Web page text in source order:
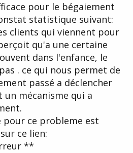
e
pour le bégaiement
statistique suivant:
clients qui viennent pour
qu'a une certaine
dans l'enfance, le
. ce qui nous permet de
passé a déclencher
un mécanisme qui a
pour ce probleme est
ce lien:
**